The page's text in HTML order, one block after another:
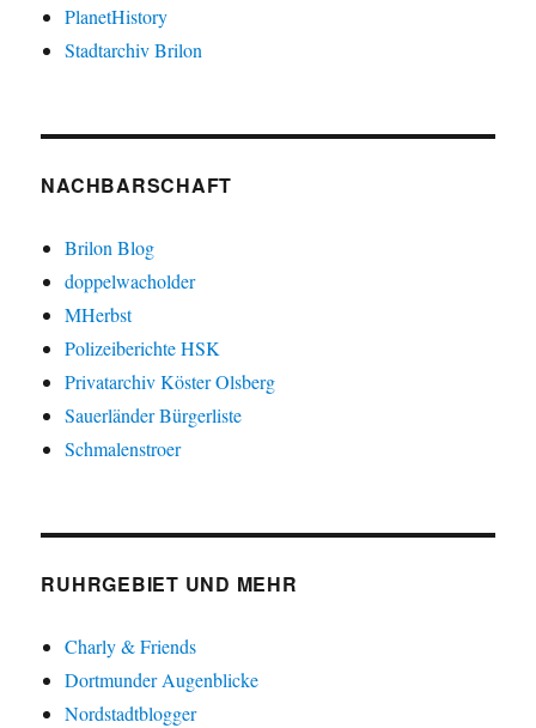
PlanetHistory
Stadtarchiv Brilon
NACHBARSCHAFT
Brilon Blog
doppelwacholder
MHerbst
Polizeiberichte HSK
Privatarchiv Köster Olsberg
Sauerländer Bürgerliste
Schmalenstroer
RUHRGEBIET UND MEHR
Charly & Friends
Dortmunder Augenblicke
Nordstadtblogger